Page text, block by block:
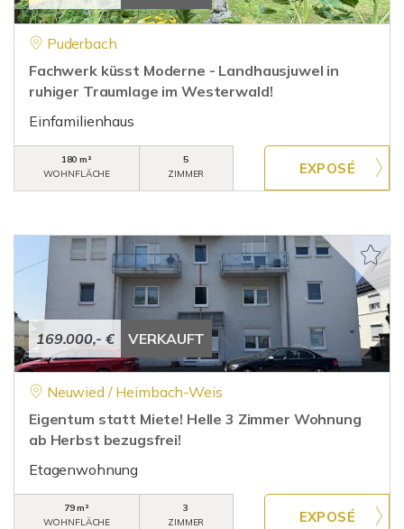
Puderbach
Fachwerk küsst Moderne - Landhausjuwel in
ruhiger Traumlage im Westerwald!
Einfamilienhaus
180 m²
WOHNFLÄCHE
5
ZIMMER
169.000,- € VERKAUFT
Neuwied / Heimbach-Weis
Eigentum statt Miete! Helle 3 Zimmer Wohnung
ab Herbst bezugsfrei!
Etagenwohnung
79 m²
WOHNFLÄCHE
3
ZIMMER